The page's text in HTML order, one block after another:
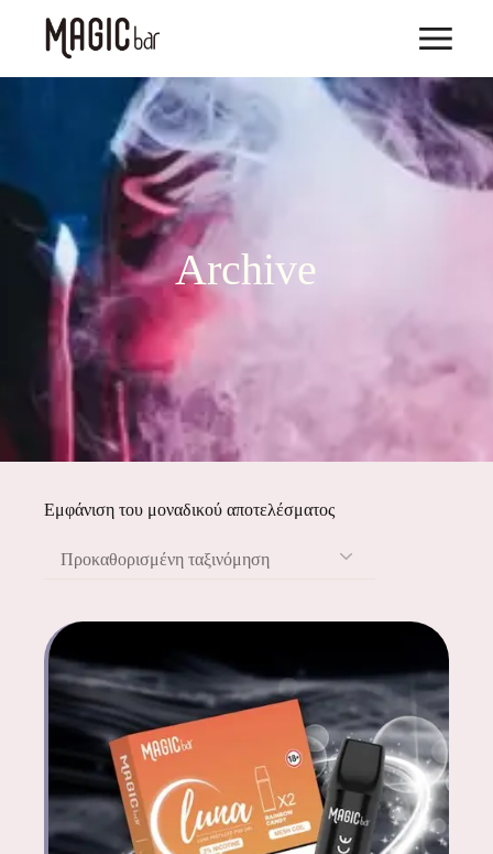
Archive
Εμφάνιση του μοναδικού αποτελέσματος
Προκαθορισμένη ταξινόμηση